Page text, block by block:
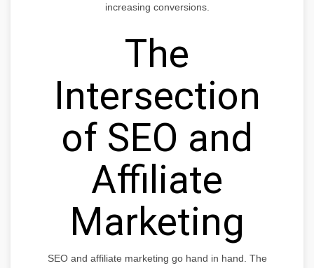
increasing conversions.
The
Intersection
of SEO and
Affiliate
Marketing
SEO and affiliate marketing go hand in hand. The